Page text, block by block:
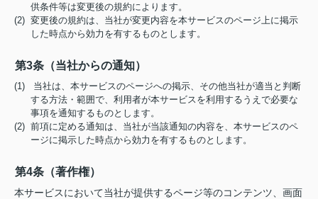
供条件等は変更後の規約によります。
(2) 変更後の規約は、当社が変更内容を本サービスのページ上に掲示
した時点から効力を有するものとします。
第3条（当社からの通知）
(1) 当社は、本サービスのページへの掲示、その他当社が適当と判断
する方法・範囲で、利用者が本サービスを利用するうえで必要な
事項を通知するものとします。
(2) 前項に定める通知は、当社が当該通知の内容を、本サービスのペ
ージに掲示した時点から効力を有するものとします。
第4条（著作権）
本サービスにおいて当社が提供するページ等のコンテンツ、画面